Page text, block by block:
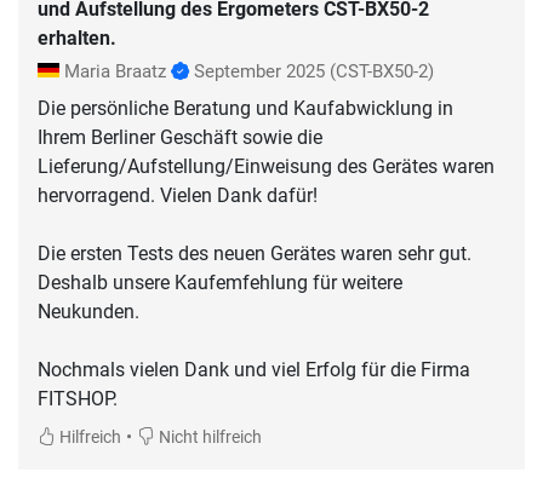
und Aufstellung des Ergometers CST-BX50-2
erhalten.
Maria Braatz September 2025 (CST-BX50-2)
Die persönliche Beratung und Kaufabwicklung in
Ihrem Berliner Geschäft sowie die
Lieferung/Aufstellung/Einweisung des Gerätes waren
hervorragend. Vielen Dank dafür!
Die ersten Tests des neuen Gerätes waren sehr gut.
Deshalb unsere Kaufemfehlung für weitere
Neukunden.
Nochmals vielen Dank und viel Erfolg für die Firma
FITSHOP.
Hilfreich • Nicht hilfreich